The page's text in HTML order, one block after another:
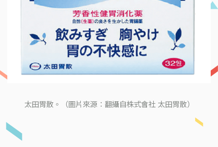
太田胃散。（圖片來源：翻攝自株式會社 太田胃散）